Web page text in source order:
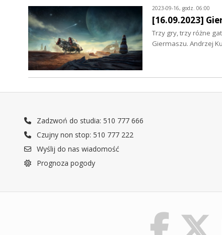
2023-09-16, godz. 06:00
[16.09.2023]
Trzy gry, trzy różne
Giermaszu. Andrzej
Zadzwoń do studia: 510 777 666
Czujny non stop: 510 777 222
Wyślij do nas wiadomość
Prognoza pogody